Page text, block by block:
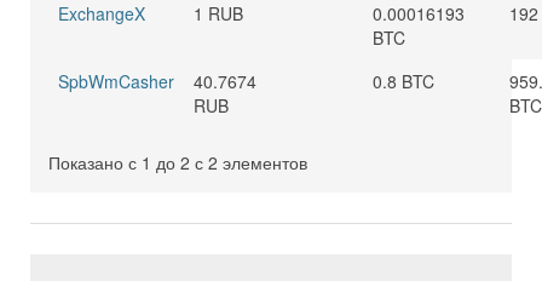
ExchangeX
1 RUB
0.00016193
BTC
SpbWmCasher
40.7674
RUB
0.8 BTC
BTC
Показано с 1 до 2 с 2 элементов